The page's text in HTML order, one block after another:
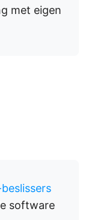
met eigen
software